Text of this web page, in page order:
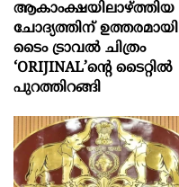
ആകാംക്ഷയിലാഴ്ത്തിയ
ചോദ്യത്തിന് ഉത്തരമായി
ടൈം ട്രാവൽ ചിത്രം
‘ORIJINAL’ന്റെ ടൈറ്റിൽ
പുറത്തിറങ്ങി